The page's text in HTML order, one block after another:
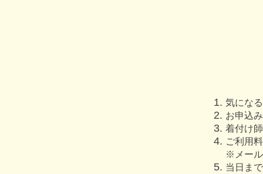
​気になる
お申込
着付け
ご利用
※メール
当日ま